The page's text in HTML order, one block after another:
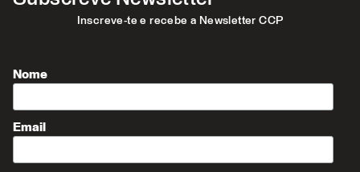
Inscreve-te e recebe a Newsletter CCP
Nome
Email